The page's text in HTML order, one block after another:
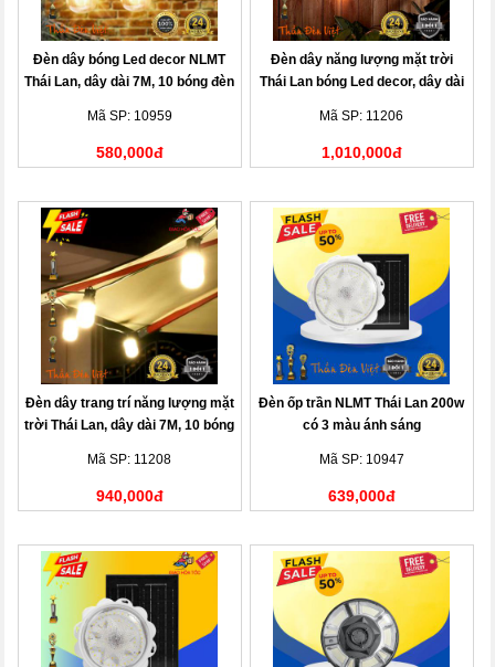
Đèn dây bóng Led decor NLMT
Thái Lan, dây dài 7M, 10 bóng đèn
Mã SP: 10959
580,000đ
Đèn dây năng lượng mặt trời
Thái Lan bóng Led decor, dây dài
Mã SP: 11206
1,010,000đ
Đèn dây trang trí năng lượng mặt
trời Thái Lan, dây dài 7M, 10 bóng
Mã SP: 11208
940,000đ
Đèn ốp trần NLMT Thái Lan 200w
có 3 màu ánh sáng
Mã SP: 10947
639,000đ